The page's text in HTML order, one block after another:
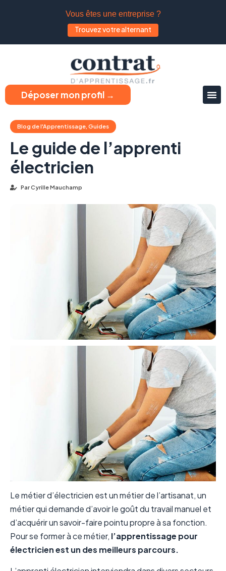
Vous êtes une entreprise ?
Trouvez votre alternant
Déposer mon profil →
Blog de l'Apprentissage, Guides
Le guide de l’apprenti
électricien
ParCyrille Mauchamp
Le métier d’électricien est un métier de l’artisanat, un
métier qui demande d’avoir le goût du travail manuel et
d’acquérir un savoir-faire pointu propre à sa fonction.
Pour se former à ce métier, l’apprentissage pour
électricien est un des meilleurs parcours.